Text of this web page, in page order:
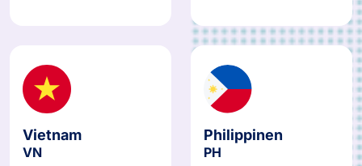
Vietnam
VN
Philippinen
PH